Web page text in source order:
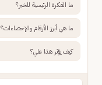
ما الفكرة الرئيسية للخبر؟
ما هي أبرز الأرقام والإحصاءات؟
كيف يؤثر هذا علي؟